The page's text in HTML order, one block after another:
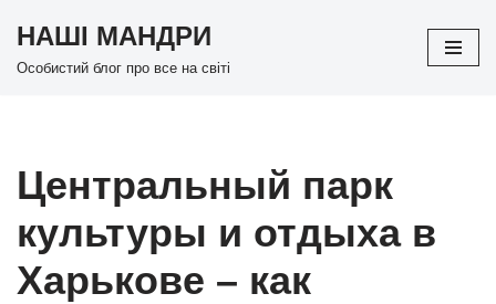
Перейти
НАШІ МАНДРИ
Особистий блог про все на світі
Центральный парк
культуры и отдыха в
Харькове – как